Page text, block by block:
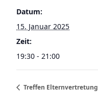
Datum:
15. Januar 2025
Zeit:
19:30 - 21:00
Treffen Elternvertretung